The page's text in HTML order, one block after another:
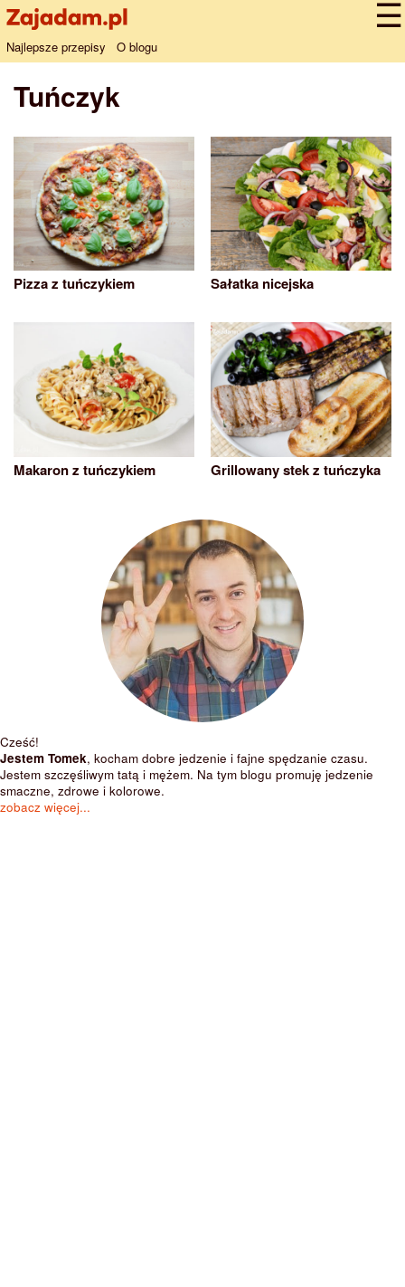
Najlepsze przepisy O blogu
Tuńczyk
Pizza z tuńczykiem Sałatka nicejska
Makaron z tuńczykiem Grillowany stek z tuńczyka
Cześć!
Jestem Tomek, kocham dobre jedzenie i fajne spędzanie czasu.
Jestem szczęśliwym tatą i mężem. Na tym blogu promuję jedzenie
smaczne, zdrowe i kolorowe.
zobacz więcej...